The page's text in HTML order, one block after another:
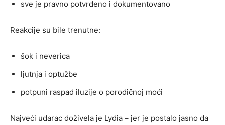
sve je pravno potvrđeno i dokumentovano
Reakcije su bile trenutne:
šok i neverica
ljutnja i optužbe
potpuni raspad iluzije o porodičnoj moći
Najveći udarac doživela je Lydia – jer je postalo jasno da